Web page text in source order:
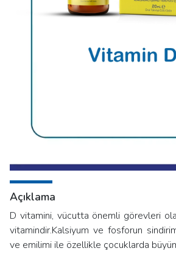
Açıklama
D vitamini, vücutta önemli görevleri
vitamindir.Kalsiyum ve fosforun
ve emilimi ile özellikle çocuklarda